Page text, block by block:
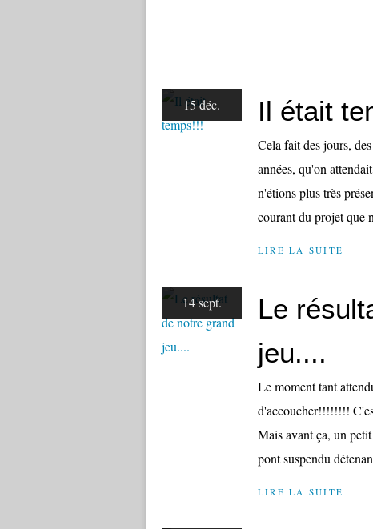
15 déc. Il était
Cela fait des jours,
années, qu'on
n'étions plus très
courant du projet que
LIRE LA SUITE
14 sept.
Le
jeu....
Le moment tant
d'accoucher!!!!!!!!
Mais avant ça, un
pont suspendu
LIRE LA SUITE